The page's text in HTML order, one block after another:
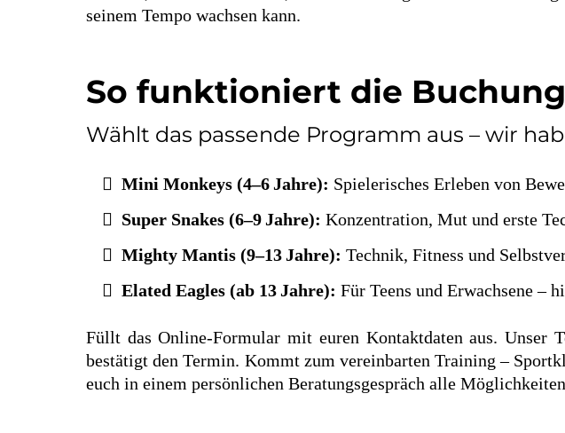
seinem Tempo wachsen kann.
So funktioniert die Buchung
Wählt das passende Programm aus – wir
Mini Monkeys (4–6 Jahre): Spielerisches Erleben von
Super Snakes (6–9 Jahre): Konzentration, Mut und erste
Mighty Mantis (9–13 Jahre): Technik, Fitness und
Elated Eagles (ab 13 Jahre): Für Teens und Erwachsene –
Füllt das Online‑Formular mit euren Kontaktdaten aus. Unser
bestätigt den Termin. Kommt zum vereinbarten Training –
euch in einem persönlichen Beratungsgespräch alle